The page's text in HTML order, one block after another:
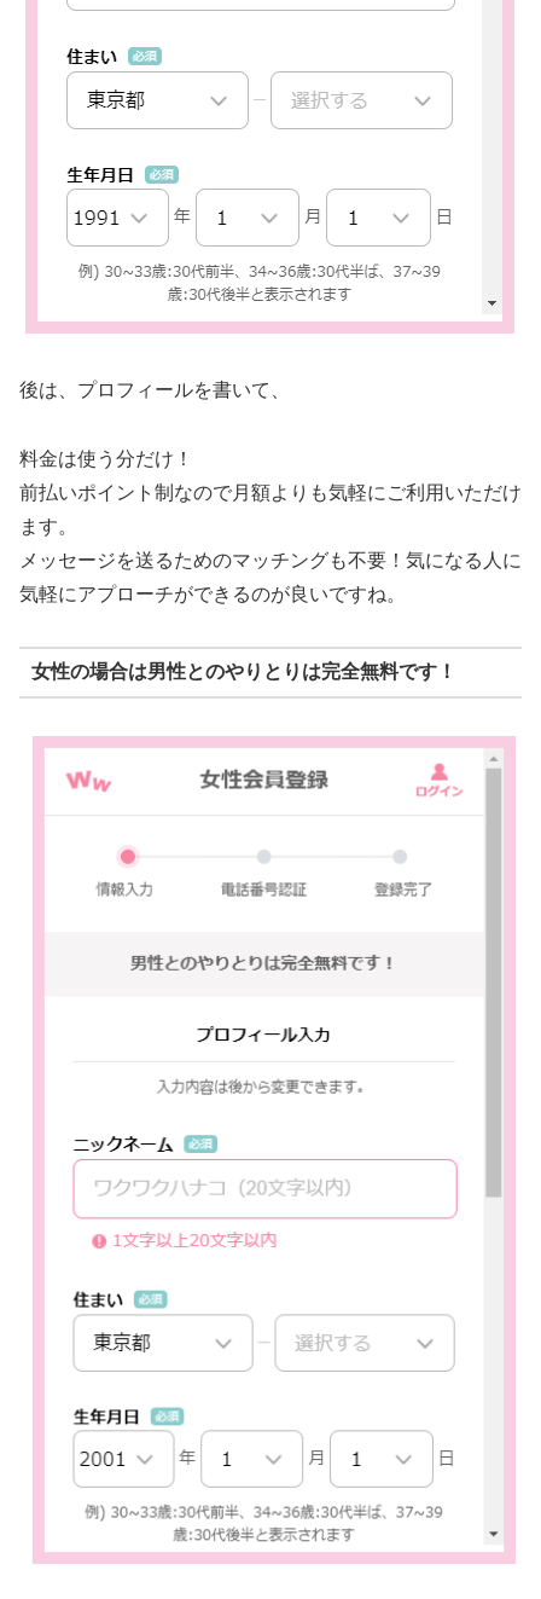
後は、プロフィールを書いて、
料金は使う分だけ！
前払いポイント制なので月額よりも気軽にご利用いただけ
ます。
メッセージを送るためのマッチングも不要！気になる人に
気軽にアプローチができるのが良いですね。
女性の場合は男性とのやりとりは完全無料です！